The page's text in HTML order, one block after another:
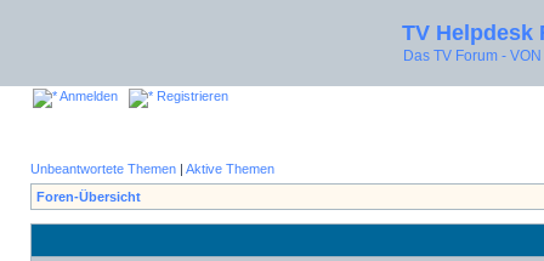
TV Helpdesk
Das TV Forum -
Anmelden Registrieren
Unbeantwortete Themen | Aktive Themen
Foren-Übersicht